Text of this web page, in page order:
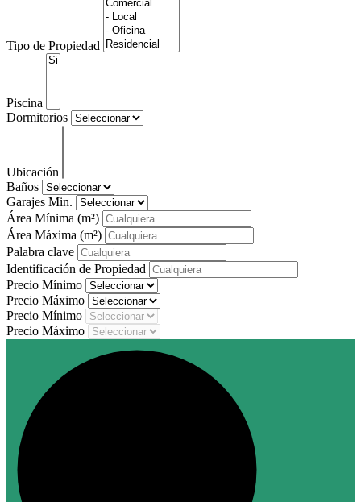
Tipo de Propiedad
Piscina
Dormitorios
Ubicación
Baños
Garajes Min.
Área Mínima (m²)
Área Máxima (m²)
Palabra clave
Identificación de Propiedad
Precio Mínimo
Precio Máximo
Precio Mínimo
Precio Máximo